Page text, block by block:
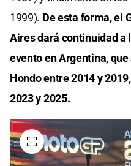
1999). De esta forma, el
Aires dará continuidad a
evento en Argentina,
Hondo entre 2014 y
2023 y 2025.